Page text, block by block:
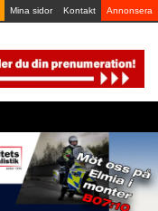
Mina sidor Kontakt Annonsera